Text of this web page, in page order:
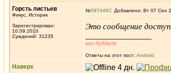
Горсть листьев
Фикус, Историк
Зарегистрирован:
10.09.2010
Суждений: 31235
№587446 Добавлено: Вт 07 Сен
Это сообщение
нео-буддист
Ответы на этот пост: Android
Наверх